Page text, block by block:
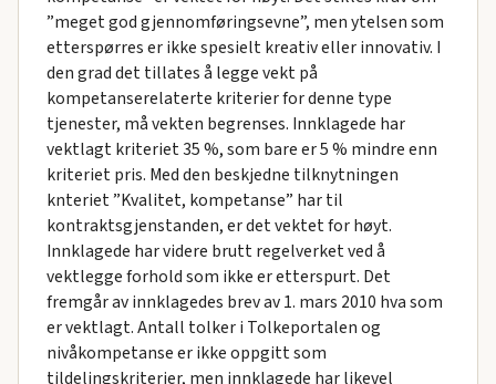
”meget god gjennomføringsevne”, men ytelsen som
etterspørres er ikke spesielt kreativ eller innovativ. I
den grad det tillates å legge vekt på
kompetanserelaterte kriterier for denne type
tjenester, må vekten begrenses. Innklagede har
vektlagt kriteriet 35 %, som bare er 5 % mindre enn
kriteriet pris. Med den beskjedne tilknytningen
knteriet ”Kvalitet, kompetanse” har til
kontraktsgjenstanden, er det vektet for høyt.
Innklagede har videre brutt regelverket ved å
vektlegge forhold som ikke er etterspurt. Det
fremgår av innklagedes brev av 1. mars 2010 hva som
er vektlagt. Antall tolker i Tolkeportalen og
nivåkompetanse er ikke oppgitt som
tildelingskriterier, men innklagede har likevel